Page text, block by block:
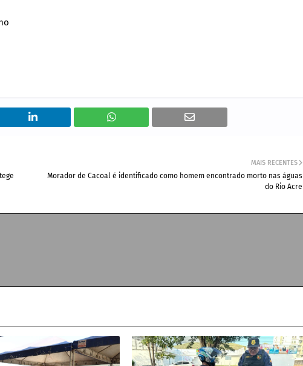
MAIS RECENTES
Morador de Cacoal é identificado como homem encontrado morto nas águas
do Rio Acre